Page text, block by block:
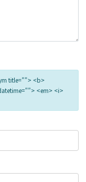
title=""> <b>
<em> <i>